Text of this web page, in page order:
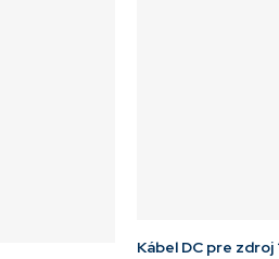
Kábel DC pre zdroj